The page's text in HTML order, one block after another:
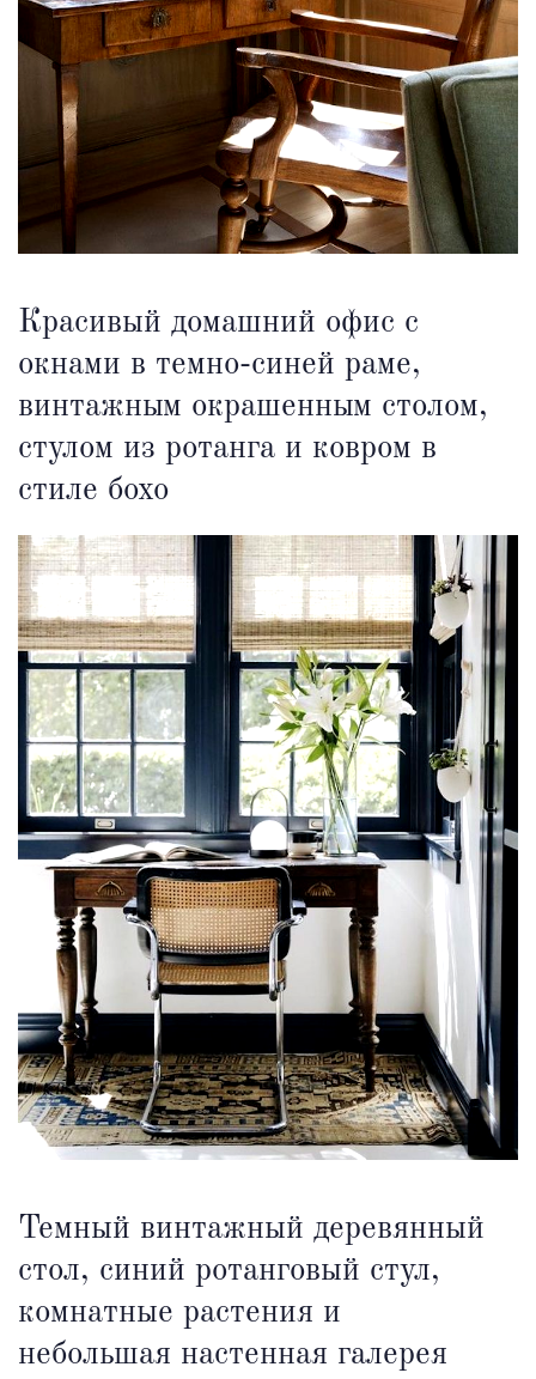
Красивый домашний офис с
окнами в темно-синей раме,
винтажным окрашенным столом,
стулом из ротанга и ковром в
стиле бохо
Темный винтажный деревянный
стол, синий ротанговый стул,
комнатные растения и
небольшая настенная галерея